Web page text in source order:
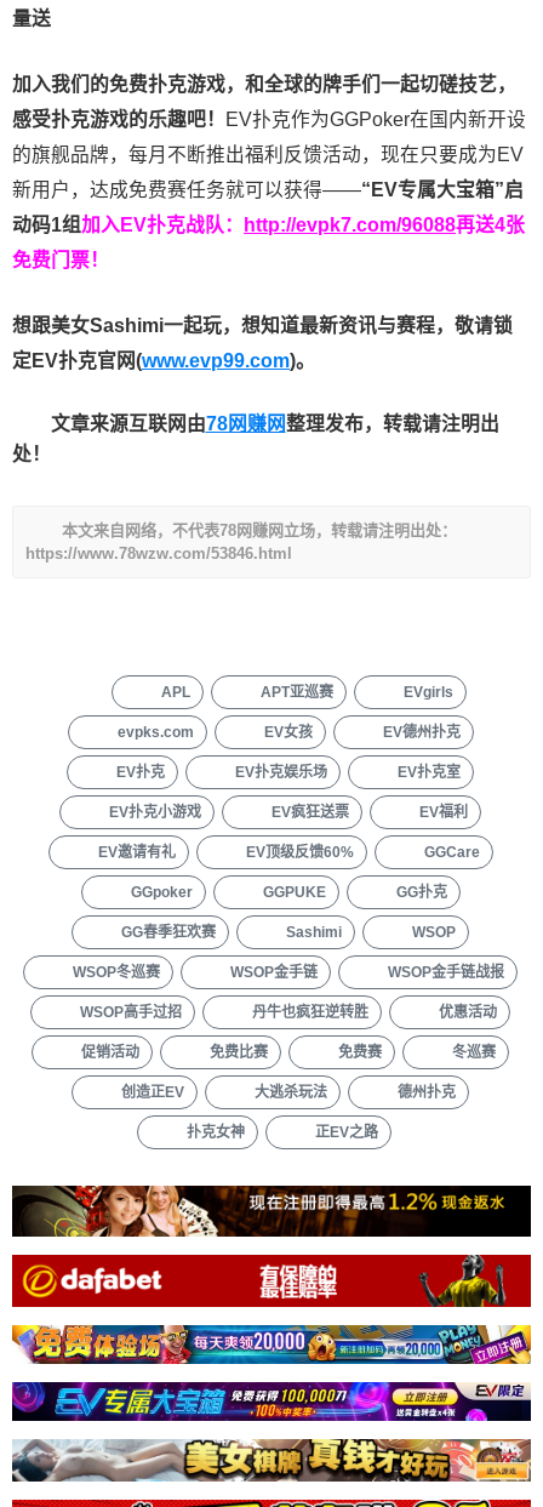
量送
加入我们的免费扑克游戏，和全球的牌手们一起切磋技艺，
感受扑克游戏的乐趣吧！
EV扑克作为GGPoker在国内新开设
的旗舰品牌，每月不断推出福利反馈活动，现在只要成为EV
新用户，达成免费赛任务就可以获得——“EV专属大宝箱”启
动码1组加入EV扑克战队： http://evpk7.com/96088再送4张
免费门票！
想跟美女Sashimi一起玩， 想知道最新资讯与赛程， 敬请锁
定EV扑克官网(www.evp99.com)。
文章来源互联网由78网赚网整理发布，转载请注明出
处！
本文来自网络，不代表78网赚网立场，转载请注明出处：
https://www.78wzw.com/53846.html
APL APT亚巡赛 EVgirls
evpks.com EV女孩 EV德州扑克
EV扑克 EV扑克娱乐场 EV扑克室
EV扑克小游戏 EV疯狂送票 EV福利
EV邀请有礼 EV顶级反馈60% GGCare
GGpoker GGPUKE GG扑克
GG春季狂欢赛 Sashimi WSOP
WSOP冬巡赛 WSOP金手链 WSOP金手链战报
WSOP高手过招 丹牛也疯狂逆转胜 优惠活动
促销活动 免费比赛 免费赛 冬巡赛
创造正EV 大逃杀玩法 德州扑克
扑克女神 正EV之路